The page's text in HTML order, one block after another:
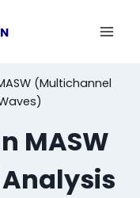
(Multichannel
MASW